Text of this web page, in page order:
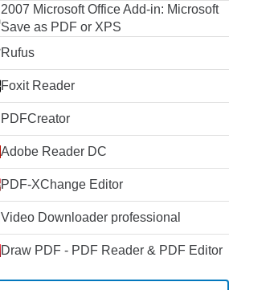
2007 Microsoft Office Add-in: Microsoft
Save as PDF or XPS
Rufus
Foxit Reader
PDFCreator
Adobe Reader DC
PDF-XChange Editor
Video Downloader professional
Draw PDF - PDF Reader & PDF Editor